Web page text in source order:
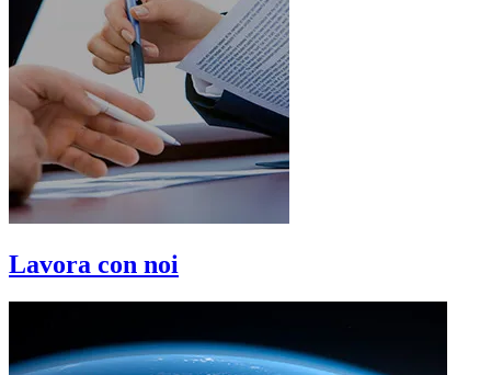
Lavora con noi